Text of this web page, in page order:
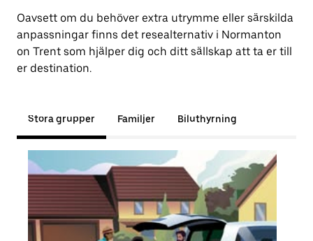
Oavsett om du behöver extra utrymme eller särskilda
anpassningar finns det resealternativ i Normanton
on Trent som hjälper dig och ditt sällskap att ta er till
er destination.
Stora grupper Familjer Biluthyrning